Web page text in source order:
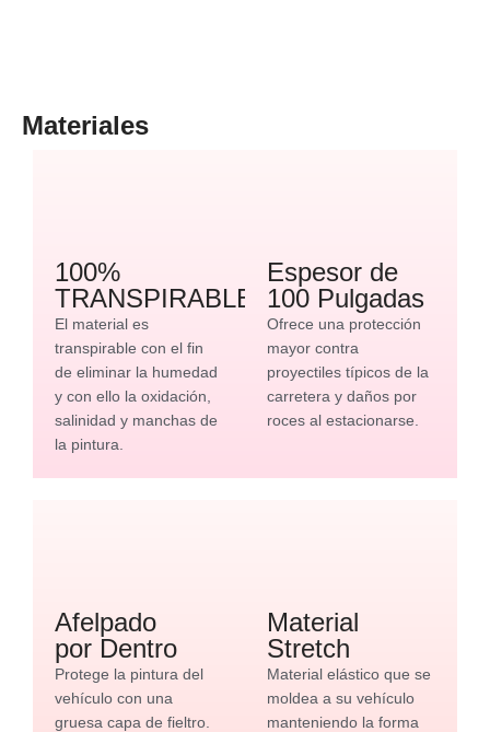
Materiales
100%
TRANSPIRABLE
El material es
transpirable con el fin
de eliminar la humedad
y con ello la oxidación,
salinidad y manchas de
la pintura.
Espesor de
100 Pulgadas
Ofrece una protección
mayor contra
proyectiles típicos de la
carretera y daños por
roces al estacionarse.
Afelpado
por Dentro
Protege la pintura del
vehículo con una
gruesa capa de fieltro.
Material
Stretch
Material elástico que se
moldea a su vehículo
manteniendo la forma